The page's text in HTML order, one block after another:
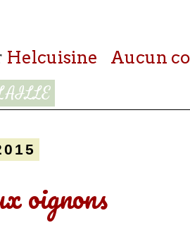
Helcuisine Aucun
oignons